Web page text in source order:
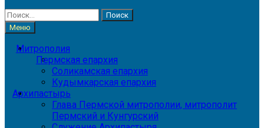
Найти:
Меню
Митрополия
Пермская епархия
Соликамская епархия
Кудымкарская епархия
Архипастырь
Глава Пермской митрополии, митрополит
Пермский и Кунгурский